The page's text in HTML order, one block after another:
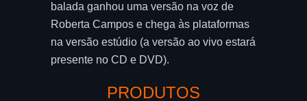
balada ganhou uma versão na voz de
Roberta Campos e chega às plataformas
na versão estúdio (a versão ao vivo estará
presente no CD e DVD).
PRODUTOS